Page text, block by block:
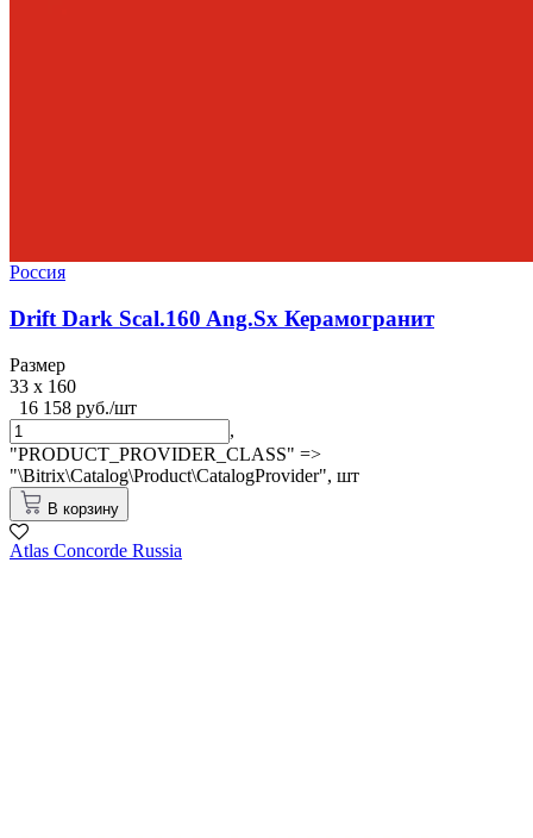
Россия
Drift Dark Scal.160 Ang.Sx Керамогранит
Размер
33 x 160
16 158 руб./шт
,
"PRODUCT_PROVIDER_CLASS" =>
"\Bitrix\Catalog\Product\CatalogProvider", шт
В корзину
Atlas Concorde Russia